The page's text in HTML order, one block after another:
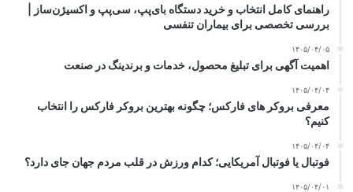
راهنمای کامل انتخاب و خرید دستگاه بای‌پپ، سی‌پپ و اکسیژن‌ساز |
بررسی تخصصی برای بیماران تنفسی
۱۴۰۵/۰۴/۰۵
اهمیت آگهی برای تبلیغ محصول، خدمات و برندینگ در صنعت
۱۴۰۵/۰۴/۰۴
معرفی بروکر های فارکس؛ چگونه بهترین بروکر فارکس را انتخاب
کنیم؟
۱۴۰۵/۰۴/۰۴
فوتبال یا فوتبال آمریکایی؛ کدام ورزش در قلب مردم جهان جای دارد؟
۱۴۰۵/۰۴/۰۱